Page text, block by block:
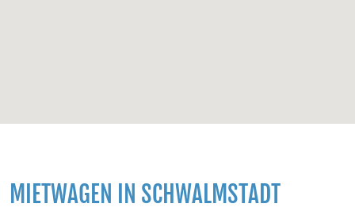
MIETWAGEN IN SCHWALMSTADT